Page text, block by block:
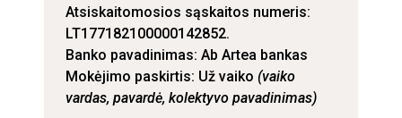
Atsiskaitomosios sąskaitos numeris:
LT177182100000142852.
Banko pavadinimas: Ab Artea bankas
Mokėjimo paskirtis: Už vaiko (vaiko
vardas, pavardė, kolektyvo pavadinimas)